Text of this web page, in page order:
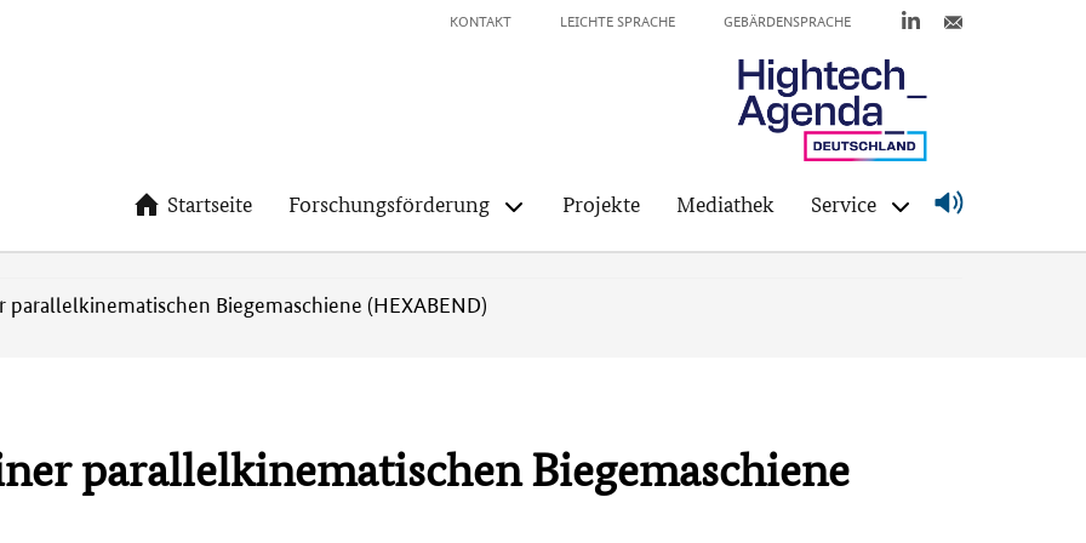
KONTAKT LEICHTE SPRACHE GEBÄRDENSPRACHE
Startseite Forschungsförderung Projekte Mediathek Service
parallelkinematischen Biegemaschiene (HEXABEND)
parallelkinematischen Biegemaschiene